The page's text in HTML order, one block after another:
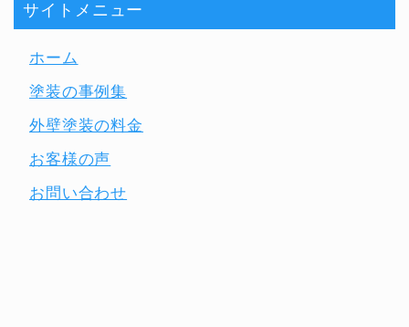
サイトメニュー
ホーム
塗装の事例集
外壁塗装の料金
お客様の声
お問い合わせ